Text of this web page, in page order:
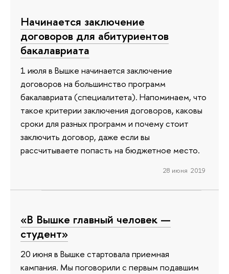
Начинается заключение
договоров для абитуриентов
бакалавриата
1 июля в Вышке начинается заключение
договоров на большинство программ
бакалавриата (специалитета). Напоминаем, что
такое критерии заключения договоров, каковы
сроки для разных программ и почему стоит
заключить договор, даже если вы
рассчитываете попасть на бюджетное место.
28 июня 2019
«В Вышке главный человек —
студент»
20 июня в Вышке стартовала приемная
кампания. Мы поговорили с первым подавшим